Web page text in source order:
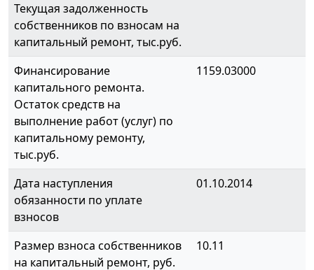
Текущая задолженность
собственников по взносам на
капитальный ремонт, тыс.руб.
Финансирование
капитального ремонта.
Остаток средств на
выполнение работ (услуг) по
капитальному ремонту,
тыс.руб.
1159.03000
Дата наступления
обязанности по уплате
взносов
01.10.2014
Размер взноса собственников
на капитальный ремонт, руб.
10.11